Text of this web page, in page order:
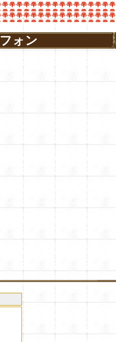
ォン